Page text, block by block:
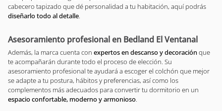
cabecero tapizado que dé personalidad a tu habitación, aquí podrás
diseñarlo todo al detalle.
Asesoramiento profesional en Bedland El Ventanal
Además, la marca cuenta con expertos en descanso y decoración que
te acompañarán durante todo el proceso de elección. Su
asesoramiento profesional te ayudará a escoger el colchón que mejor
se adapte a tu postura, hábitos y preferencias, así como los
complementos más adecuados para convertir tu dormitorio en un
espacio confortable, moderno y armonioso.